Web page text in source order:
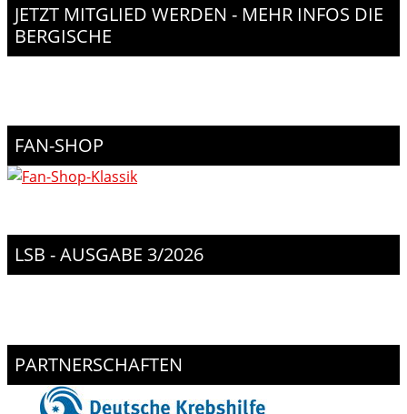
JETZT MITGLIED WERDEN - MEHR INFOS DIE
BERGISCHE
FAN-SHOP
LSB - AUSGABE 3/2026
PARTNERSCHAFTEN